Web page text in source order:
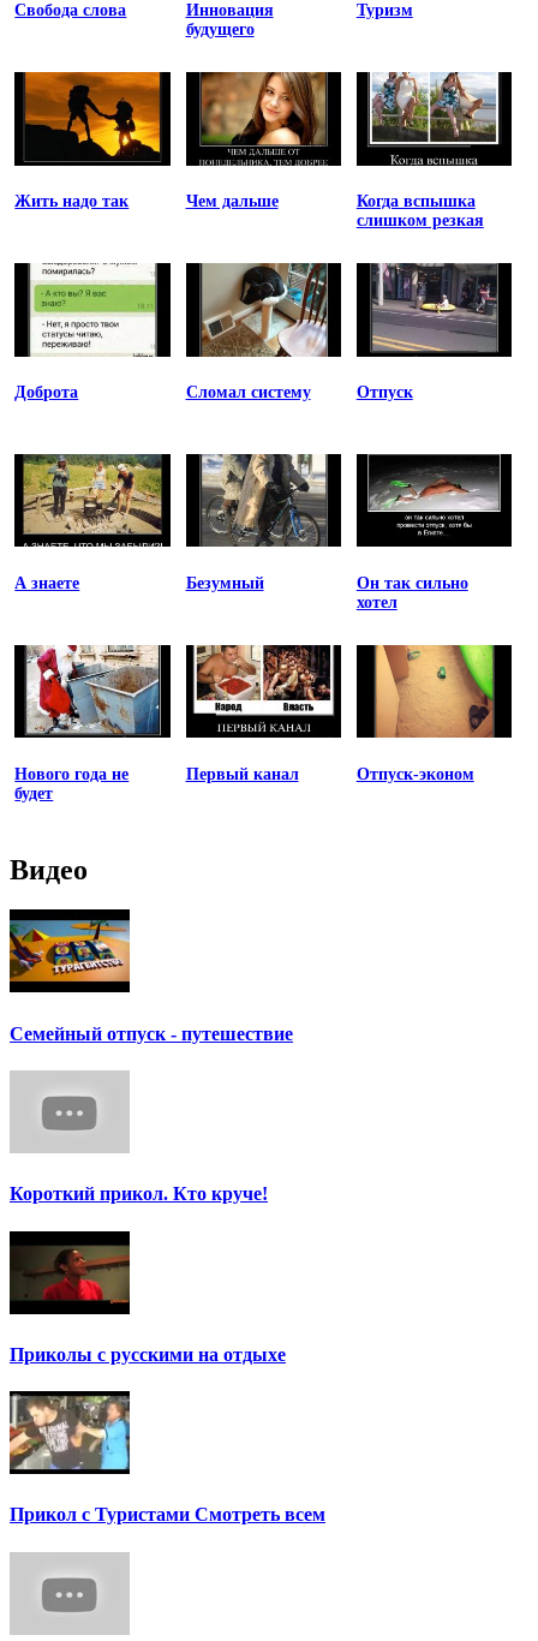
Свобода слова
Инновация
будущего
Туризм
Жить надо так Чем дальше
Когда вспышка
слишком резкая
Доброта Сломал систему Отпуск
А знаете Безумный
Он так сильно
хотел
Нового года не
будет
Первый канал Отпуск-эконом
Видео
Семейный отпуск - путешествие
Короткий прикол. Кто круче!
Приколы с русскими на отдыхе
Прикол с Туристами Смотреть всем